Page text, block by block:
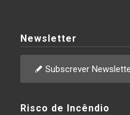
Newsletter
Subscrever
Risco de Incêndio